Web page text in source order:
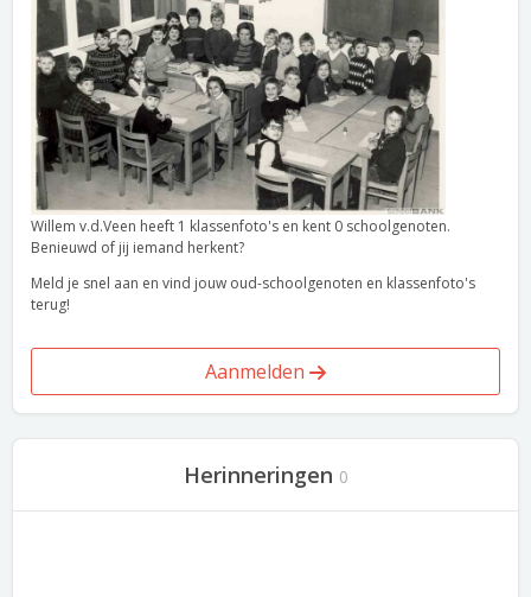
Willem v.d.Veen heeft 1 klassenfoto's en kent 0 schoolgenoten.
Benieuwd of jij iemand herkent?
Meld je snel aan en vind jouw oud-schoolgenoten en klassenfoto's
terug!
Aanmelden
Herinneringen 0